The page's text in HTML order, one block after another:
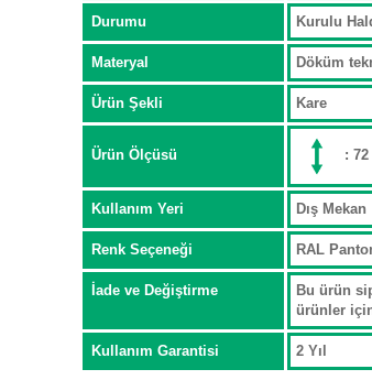
Durumu Kurulu
Materyal Döküm
Ürün Şekli Kare
Ürün Ölçüsü :
Kullanım Yeri Dış
Renk Seçeneği RAL
İade ve Değiştirme
Bu ürün
ürünler
Kullanım Garantisi 2 Yıl